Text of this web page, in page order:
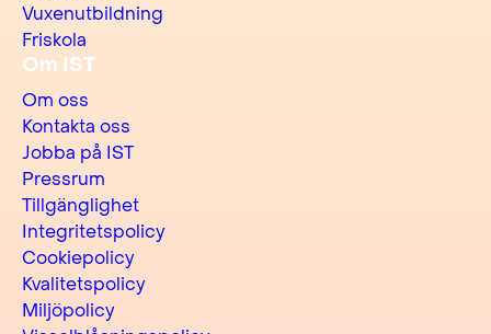
Vuxenutbildning
Friskola
Om IST
Om oss
Kontakta oss
Jobba på IST
Pressrum
Tillgänglighet
Integritetspolicy
Cookiepolicy
Kvalitetspolicy
Miljöpolicy